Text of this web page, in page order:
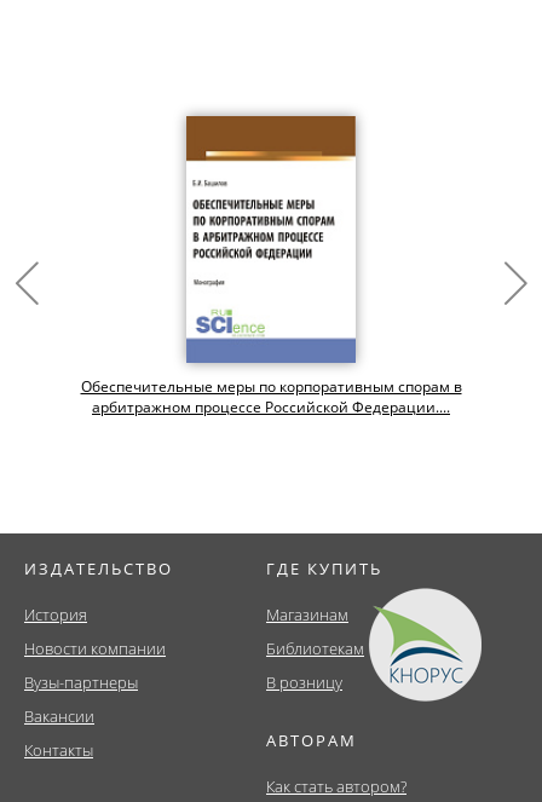
Обеспечительные меры по корпоративным спорам в
арбитражном процессе Российской Федерации....
ИЗДАТЕЛЬСТВО
История
Новости компании
Вузы-партнеры
Вакансии
Контакты
ГДЕ КУПИТЬ
Магазинам
Библиотекам
В розницу
АВТОРАМ
Как стать автором?